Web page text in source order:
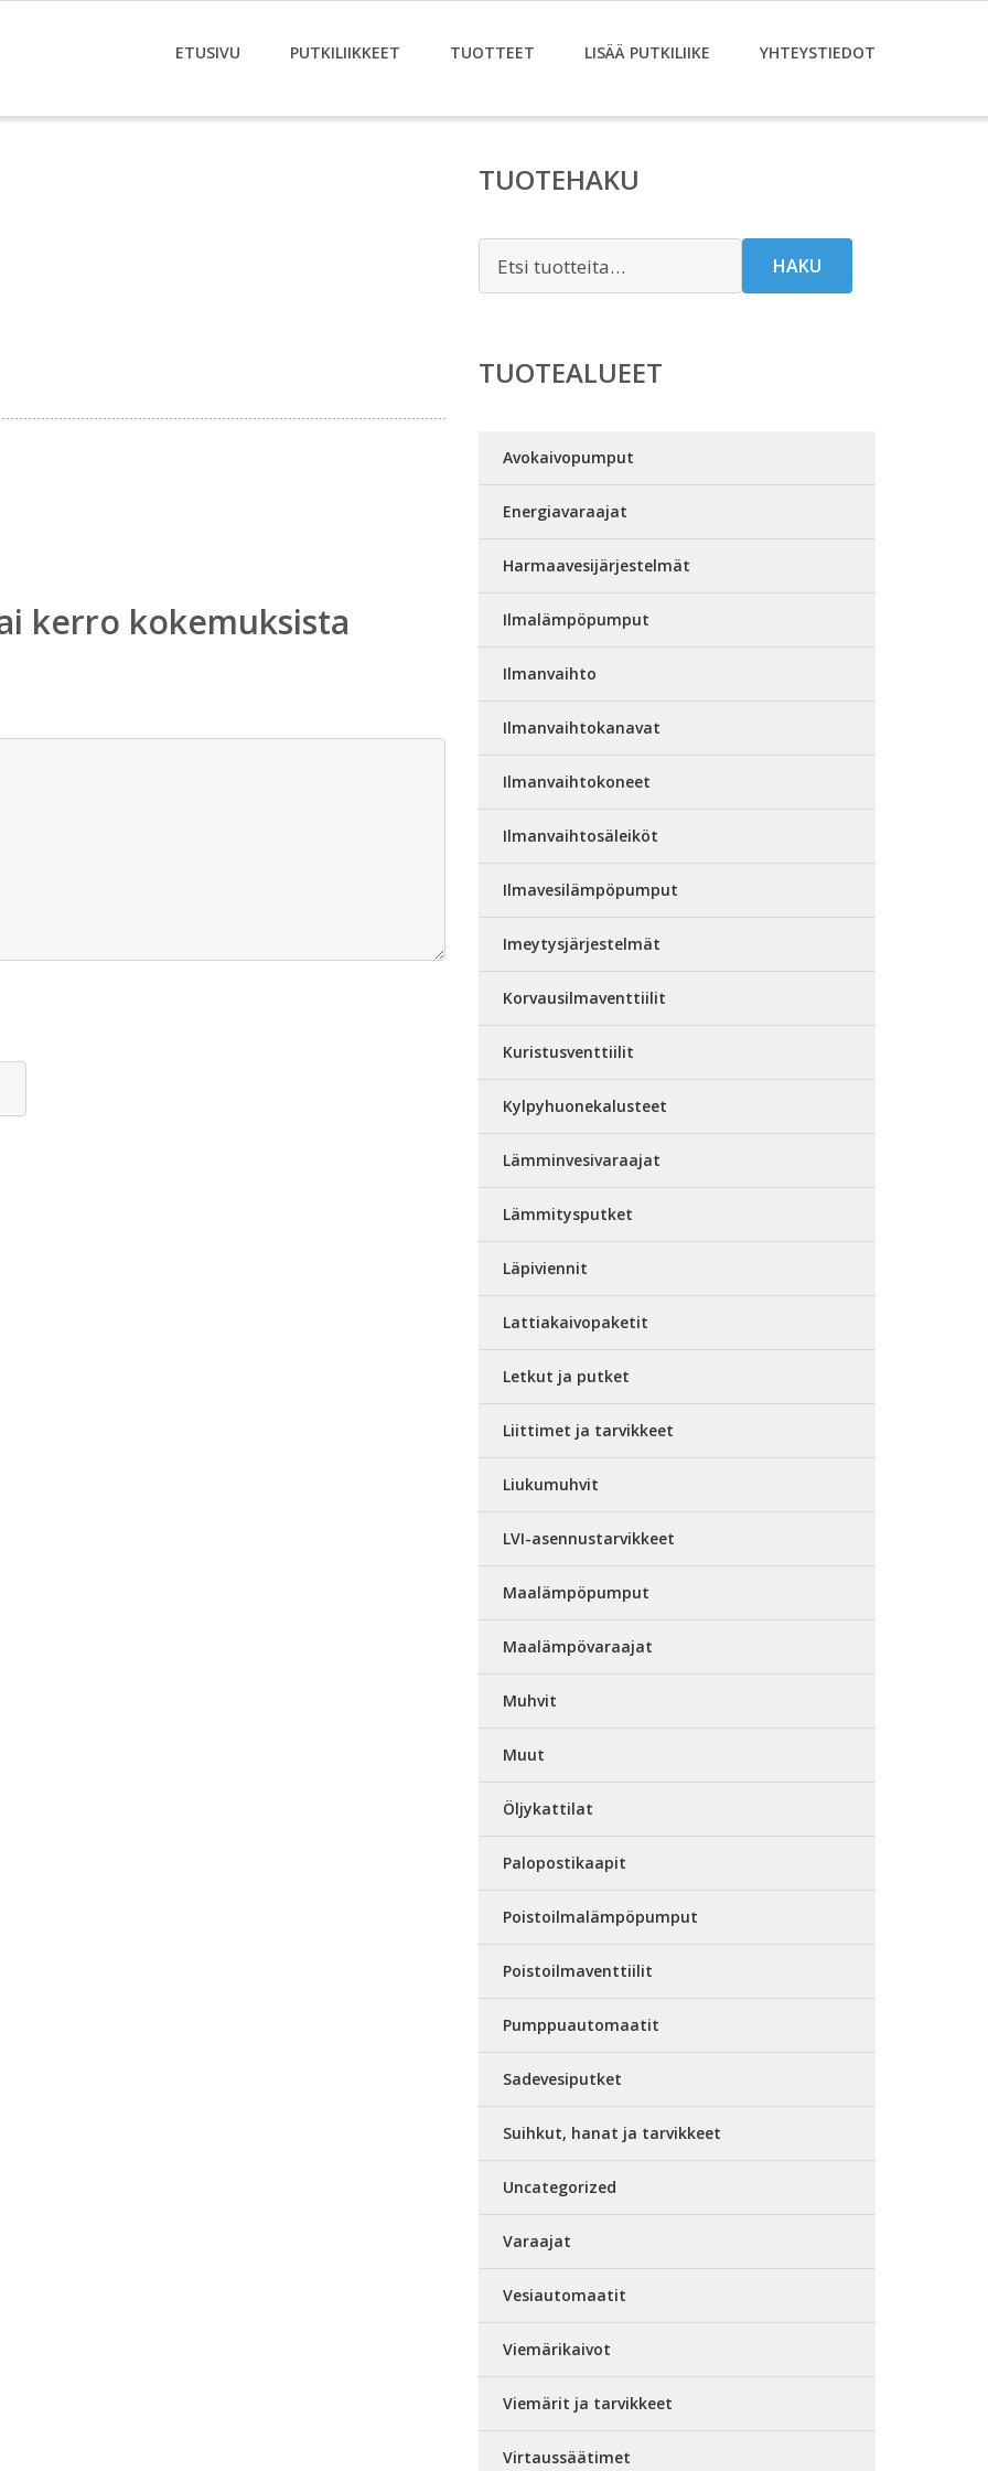
ETUSIVU PUTKILIIKKEET TUOTTEET LISÄÄ PUTKILIIKE YHTEYSTIEDOT
kerro kokemuksista
TUOTEHAKU
HAKU
TUOTEALUEET
Avokaivopumput
Energiavaraajat
Harmaavesijärjestelmät
Ilmalämpöpumput
Ilmanvaihto
Ilmanvaihtokanavat
Ilmanvaihtokoneet
Ilmanvaihtosäleiköt
Ilmavesilämpöpumput
Imeytysjärjestelmät
Korvausilmaventtiilit
Kuristusventtiilit
Kylpyhuonekalusteet
Lämminvesivaraajat
Lämmitysputket
Läpiviennit
Lattiakaivopaketit
Letkut ja putket
Liittimet ja tarvikkeet
Liukumuhvit
LVI-asennustarvikkeet
Maalämpöpumput
Maalämpövaraajat
Muhvit
Muut
Öljykattilat
Palopostikaapit
Poistoilmalämpöpumput
Poistoilmaventtiilit
Pumppuautomaatit
Sadevesiputket
Suihkut, hanat ja tarvikkeet
Uncategorized
Varaajat
Vesiautomaatit
Viemärikaivot
Viemärit ja tarvikkeet
Virtaussäätimet